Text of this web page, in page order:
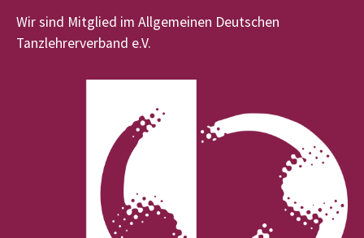
Wir sind Mitglied im Allgemeinen Deutschen
Tanzlehrerverband e.V.